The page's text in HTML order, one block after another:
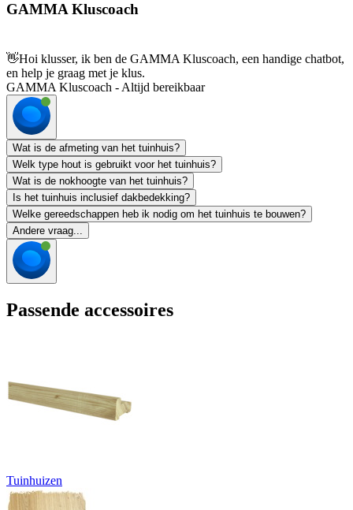
GAMMA Kluscoach
👋Hoi klusser, ik ben de GAMMA Kluscoach, een handige chatbot,
en help je graag met je klus.
GAMMA Kluscoach - Altijd bereikbaar
Wat is de afmeting van het tuinhuis?
Welk type hout is gebruikt voor het tuinhuis?
Wat is de nokhoogte van het tuinhuis?
Is het tuinhuis inclusief dakbedekking?
Welke gereedschappen heb ik nodig om het tuinhuis te bouwen?
Andere vraag...
Passende accessoires
Tuinhuizen